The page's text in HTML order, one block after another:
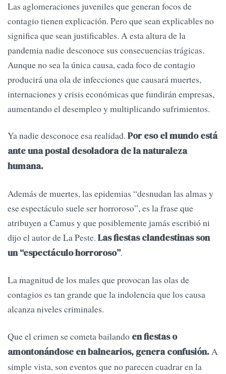
Las aglomeraciones juveniles que generan focos de
contagio tienen explicación. Pero que sean explicables no
significa que sean justificables. A esta altura de la
pandemia nadie desconoce sus consecuencias trágicas.
Aunque no sea la única causa, cada foco de contagio
producirá una ola de infecciones que causará muertes,
internaciones y crisis económicas que fundirán empresas,
aumentando el desempleo y multiplicando sufrimientos.
Ya nadie desconoce esa realidad. Por eso el mundo está
ante una postal desoladora de la naturaleza
humana.
Además de muertes, las epidemias “desnudan las almas y
ese espectáculo suele ser horroroso”, es la frase que
atribuyen a Camus y que posiblemente jamás escribió ni
dijo el autor de La Peste. Las fiestas clandestinas son
un “espectáculo horroroso”.
La magnitud de los males que provocan las olas de
contagios es tan grande que la indolencia que los causa
alcanza niveles criminales.
Que el crimen se cometa bailando en fiestas o
amontonándose en balnearios, genera confusión. A
simple vista, son eventos que no parecen cuadrar en la